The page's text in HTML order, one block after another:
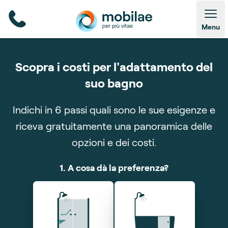
Menu
Scopra i costi per l'adattamento del
suo bagno
Indichi in 6 passi quali sono le sue esigenze e
riceva gratuitamente una panoramica delle
opzioni e dei costi.
1. A cosa dà la preferenza?
2. Qual è il suo desiderio?
3. Ha altre preferenze?
4. Cosa ha attualmente nel bagno?
Quando dovrebbe avvenire l'installazione?
Stiamo salvando le sue risposte
Attendere prego
6. Riceva una panoramica delle opzioni e dei costi
in base alle sue risposte
Signora